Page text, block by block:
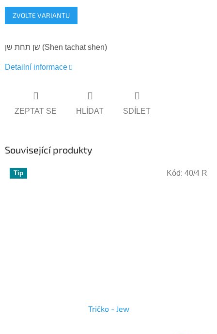
Měrná
cena:
ZVOLTE VARIANTU
שן תחת שן (Shen tachat shen)
Detailní informace
ZEPTAT SE HLÍDAT SDÍLET
Související produkty
Tip
Tričko - Jew
Kód: 40/4 R